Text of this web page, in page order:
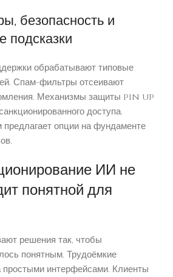
безопасность и
подсказки
обрабатывают типовые
Спам-фильтры отсеивают
Механизмы защиты pin up
доступа.
опции на фундаменте
ИИ не
понятной для
решения так, чтобы
понятным. Трудоёмкие
интерфейсами. Клиенты